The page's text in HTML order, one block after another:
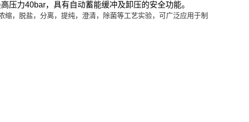
压力40bar，具有自动蓄能缓冲及卸压的安全功能。
，脱盐，分离，提纯，澄清，除菌等工艺实验，可广泛应用于制